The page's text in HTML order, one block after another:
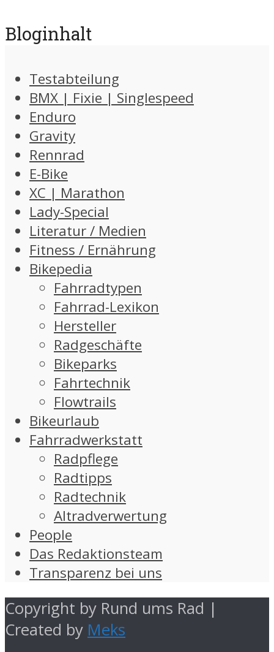
Bloginhalt
Testabteilung
BMX | Fixie | Singlespeed
Enduro
Gravity
Rennrad
E-Bike
XC | Marathon
Lady-Special
Literatur / Medien
Fitness / Ernährung
Bikepedia
Fahrradtypen
Fahrrad-Lexikon
Hersteller
Radgeschäfte
Bikeparks
Fahrtechnik
Flowtrails
Bikeurlaub
Fahrradwerkstatt
Radpflege
Radtipps
Radtechnik
Altradverwertung
People
Das Redaktionsteam
Transparenz bei uns
Copyright by Rund ums Rad |
Created by Meks